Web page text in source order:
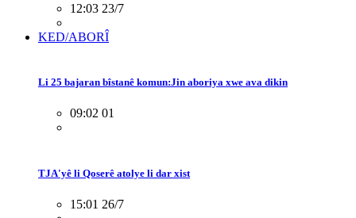
12:03 23/7
KED/ABORÎ
Li 25 bajaran bîstanê komun:Jin aboriya xwe ava dikin
09:02 01
TJA'yê li Qoserê atolye li dar xist
15:01 26/7